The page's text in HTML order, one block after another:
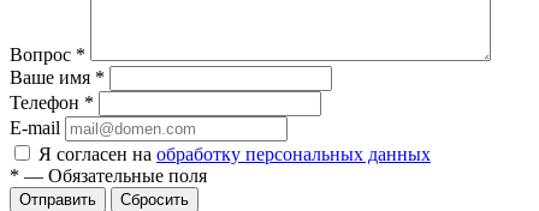
Вопрос *
Ваше имя *
Телефон *
E-mail
Я согласен на обработку персональных данных
* — Обязательные поля
Отправить Сбросить